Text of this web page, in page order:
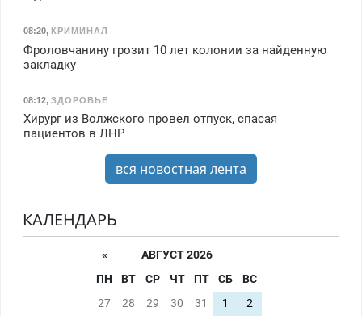
08:20, КРИМИНАЛ
Фроловчанину грозит 10 лет колонии за найденную
закладку
08:12, ЗДОРОВЬЕ
Хирург из Волжского провел отпуск, спасая
пациентов в ЛНР
вся новостная лента
КАЛЕНДАРЬ
«
АВГУСТ 2026
ПН
ВТ СР ЧТ ПТ СБ
ВС
27
28 29 30 31 1
2